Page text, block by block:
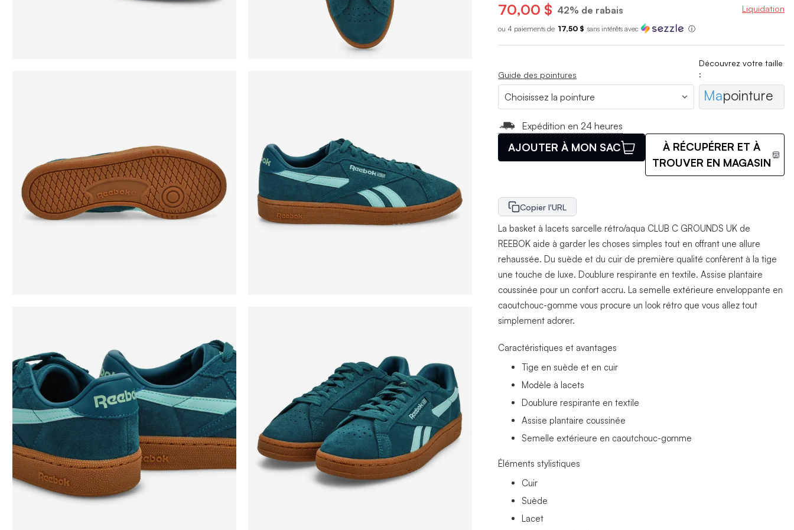
70,00 $ 42% de rabais Liquidation
ou 4 paiements de 17,50 $ sans intérêts avec ⓘ
Guide des pointures
Découvrez votre taille
:
Mapointure
Expédition en 24 heures
AJOUTER À MON SAC
À RÉCUPÉRER ET À
TROUVER EN MAGASIN
Copier l'URL
La basket à lacets sarcelle rétro/aqua CLUB C GROUNDS UK de
REEBOK aide à garder les choses simples tout en offrant une allure
rehaussée. Du suède et du cuir de première qualité confèrent à la tige
une touche de luxe. Doublure respirante en textile. Assise plantaire
coussinée pour un confort accru. La semelle extérieure enveloppante en
caoutchouc-gomme vous procure un look rétro que vous allez tout
simplement adorer.
Caractéristiques et avantages
Tige en suède et en cuir
Modèle à lacets
Doublure respirante en textile
Assise plantaire coussinée
Semelle extérieure en caoutchouc-gomme
Éléments stylistiques
Cuir
Suède
Lacet